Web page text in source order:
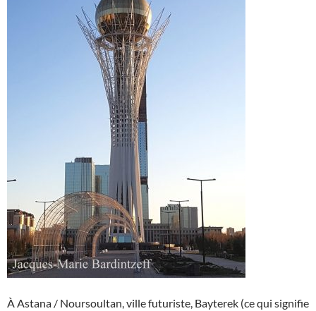
À Astana / Noursoultan, ville futuriste, Bayterek (ce qui signifie